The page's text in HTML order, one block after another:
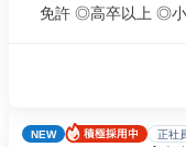
免許 ◎高卒以上 ◎小
NEW 正社